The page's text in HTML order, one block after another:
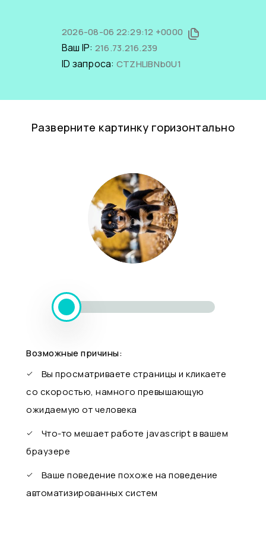
2026-08-06 22:29:12 +0000
Ваш IP: 216.73.216.239
ID запроса: CTZHLIBNb0U1
Разверните картинку горизонтально
Возможные причины:
Вы просматриваете страницы и кликаете
со скоростью, намного превышающую
ожидаемую от человека
Что-то мешает работе javascript в вашем
браузере
Ваше поведение похоже на поведение
автоматизированных систем